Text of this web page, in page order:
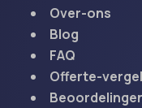
Over-ons
Blog
FAQ
Offerte-